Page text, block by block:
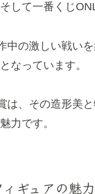
して一番くじ
中の激しい戦い
となっています。
は、その造形美
力です。
ギュアの魅力